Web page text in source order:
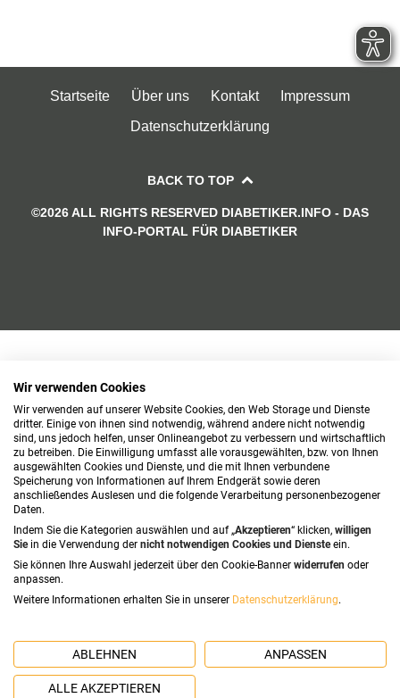
Startseite Über uns Kontakt
Impressum
Datenschutzerklärung
BACK TO TOP
©2026 ALL RIGHTS RESERVED DIABETIKER.INFO - DAS
INFO-PORTAL FÜR DIABETIKER
Wir verwenden Cookies
Wir verwenden auf unserer Website Cookies, den Web Storage und Dienste
dritter. Einige von ihnen sind notwendig, während andere nicht notwendig
sind, uns jedoch helfen, unser Onlineangebot zu verbessern und wirtschaftlich
zu betreiben. Die Einwilligung umfasst alle vorausgewählten, bzw. von Ihnen
ausgewählten Cookies und Dienste, und die mit Ihnen verbundene
Speicherung von Informationen auf Ihrem Endgerät sowie deren
anschließendes Auslesen und die folgende Verarbeitung personenbezogener
Daten.
Indem Sie die Kategorien auswählen und auf „Akzeptieren“ klicken, willigen
Sie in die Verwendung der nicht notwendigen Cookies und Diensteein.
Sie können Ihre Auswahl jederzeit über den Cookie-Banner widerrufen oder
anpassen.
Weitere Informationen erhalten Sie in unserer Datenschutzerklärung.
ABLEHNEN ANPASSEN
ALLE AKZEPTIEREN